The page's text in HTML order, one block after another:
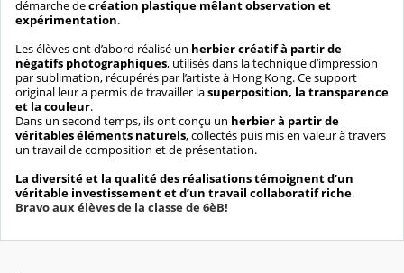
démarche decréation plastique mêlant observation et
expérimentation.
Les élèves ont d’abord réalisé un herbier créatif à partir de
négatifs photographiques, utilisés dans la technique d’impression
par sublimation, récupérés par l’artiste à Hong Kong. Ce support
original leur a permis de travailler lasuperposition, la transparence
et la couleur.
Dans un second temps, ils ont conçu un herbier à partir de
véritables éléments naturels, collectés puis mis en valeur à travers
un travail de composition et de présentation.
La diversité et la qualité des réalisations témoignent d’un
véritable investissement et d’un travail collaboratif riche.
Bravo aux élèves de la classe de 6èB!